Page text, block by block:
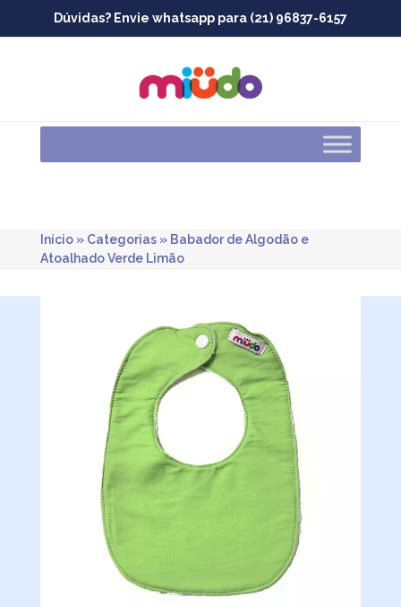
Dúvidas? Envie whatsapp para (21) 96837-6157
Início» Categorias» Babador de Algodão e
Atoalhado Verde Limão